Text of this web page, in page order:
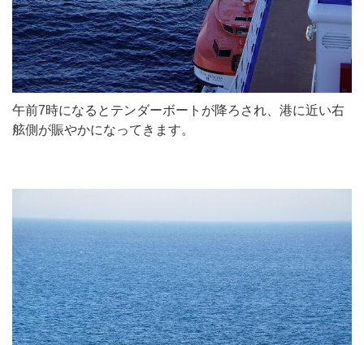
午前7時になるとテンダーボートが降ろされ、港に近い右
舷側が賑やかになってきます。